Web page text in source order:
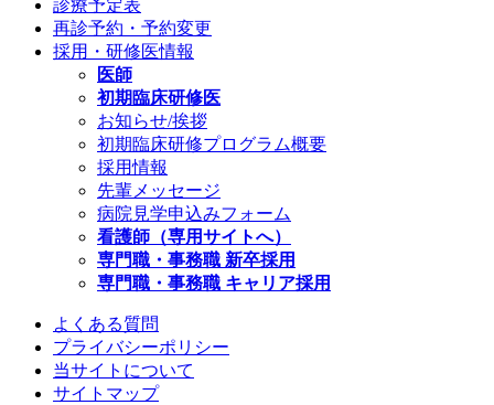
診療予定表
再診予約・予約変更
採用・研修医情報
医師
初期臨床研修医
お知らせ/挨拶
初期臨床研修プログラム概要
採用情報
先輩メッセージ
病院見学申込みフォーム
看護師（専用サイトへ）
専門職・事務職 新卒採用
専門職・事務職 キャリア採用
よくある質問
プライバシーポリシー
当サイトについて
サイトマップ